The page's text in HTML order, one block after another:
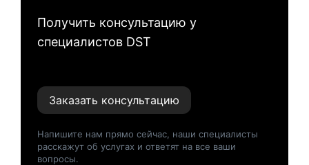
Получить консультацию у
специалистов DST
Заказать консультацию
Напишите нам прямо сейчас, наши специалисты
расскажут об услугах и ответят на все ваши
вопросы.